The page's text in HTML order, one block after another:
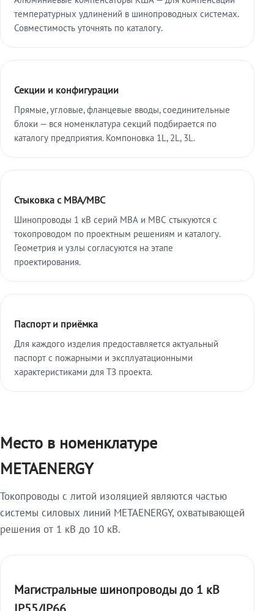
температурных удлинений в шинопроводных системах.
Совместимость уточнять по каталогу.
Секции и конфигурации
Прямые, угловые, фланцевые вводы, соединительные
блоки — вся номенклатура секций подбирается по
каталогу предприятия. Компоновка 1L, 2L, 3L.
Стыковка с МВА/МВС
Шинопроводы 1 кВ серий МВА и МВС стыкуются с
токопроводом по проектным решениям и каталогу.
Геометрия и узлы согласуются на этапе
проектирования.
Паспорт и приёмка
Для каждого изделия предоставляется актуальный
паспорт с пожарными и эксплуатационными
характеристиками для ТЗ проекта.
Место в номенклатуре
METAENERGY
Токопроводы с литой изоляцией являются частью
системы силовых линий METAENERGY, охватывающей
решения от 1 кВ до 10 кВ.
Магистральные шинопроводы до 1 кВ